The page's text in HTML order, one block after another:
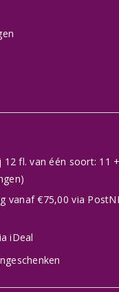
fl. van één soort: 11
vanaf €75,00 via
iDeal